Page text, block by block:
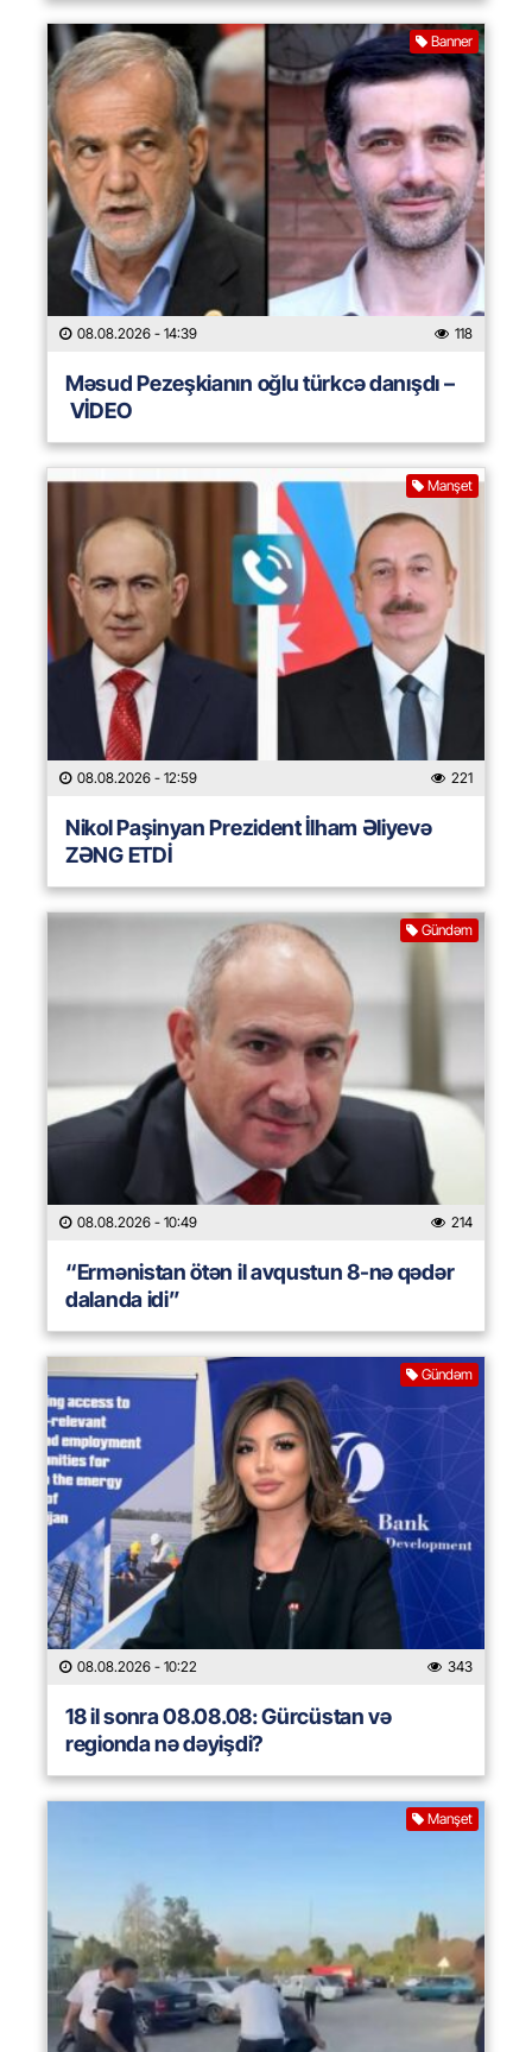
Banner
08.08.2026 - 14:39 118
Məsud Pezeşkianın oğlu türkcə danışdı –
VİDEO
Manşet
08.08.2026 - 12:59 221
Nikol Paşinyan Prezident İlham Əliyevə
ZƏNG ETDİ
Gündəm
08.08.2026 - 10:49 214
“Ermənistan ötən il avqustun 8-nə qədər
dalanda idi”
Gündəm
08.08.2026 - 10:22 343
18 il sonra 08.08.08: Gürcüstan və
regionda nə dəyişdi?
Manşet